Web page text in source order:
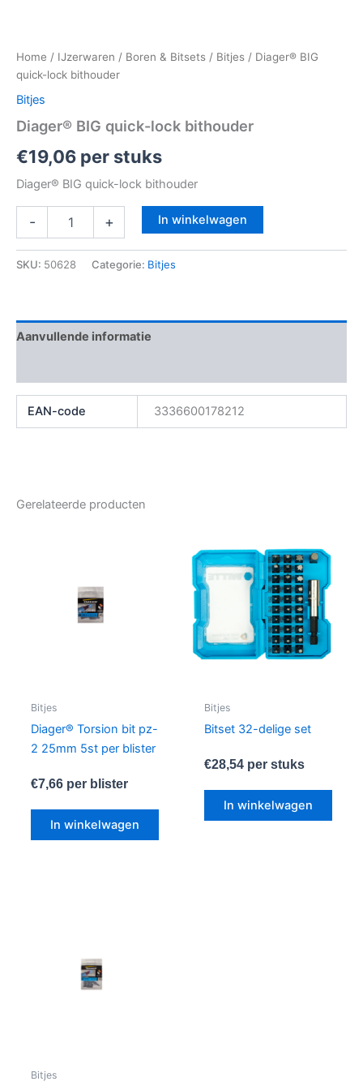
Home / IJzerwaren / Boren & Bitsets / Bitjes / Diager® BIG
quick-lock bithouder
Bitjes
Diager® BIG quick-lock bithouder
€19,06 per stuks
Diager® BIG quick-lock bithouder
- + In winkelwagen
SKU: 50628 Categorie: Bitjes
Aanvullende informatie
EAN-code 3336600178212
Gerelateerde producten
Bitjes
Diager® Torsion bit pz-
2 25mm 5st per blister
€7,66per blister
In winkelwagen
Bitjes
Bitset 32-delige set
€28,54per stuks
In winkelwagen
Bitjes